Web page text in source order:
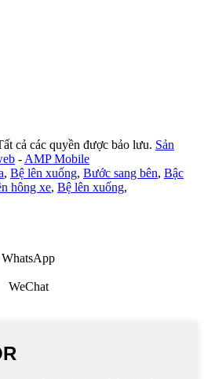
cả các quyền được bảo lưu. Sản
- AMP Mobile
, Bệ lên xuống, Bước sang bên, Bậc
hông xe, Bệ lên xuống,
WhatsApp
WeChat